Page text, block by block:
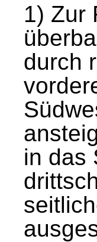
1) Zur
durch
in das